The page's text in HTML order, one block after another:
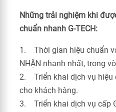
Những trải nghiệm khi
chuẩn nhanh G-TECH:
1. Thời gian hiệu chuẩn
NHẬN nhanh nhất, trong
2. Triển khai dịch vụ hiệu
cho khách hàng.
3. Triển khai dịch vụ cấp